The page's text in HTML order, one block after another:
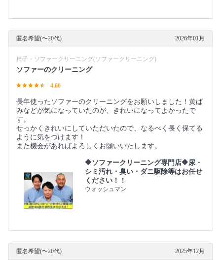
匿名希望(〜20代) 2026年01月
椅子・ソファークリーニング(ソファークリーニング)
ソファーのクリーニング
4.60
長年使ったソファーのクリーニングをお願いしました！黄ば
みなどが気になっていたのが、きれいになってよかったで
す。
せっかくきれいにしていただいたので、なるべく長く保てる
ように気をつけます！
また機会があればよろしくお願いいたします。
🔶ソファークリーニング専門店🔶尿・
シミ汚れ・臭い・ダニ駆除等はお任せ
ください！！
ウォッシュマン
匿名希望(〜20代) 2025年12月